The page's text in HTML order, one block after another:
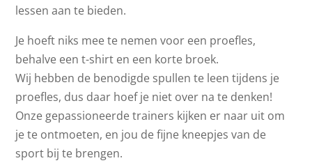
lessen aan te bieden.
Je hoeft niks mee te nemen voor een proefles,
behalve een t-shirt en een korte broek.
Wij hebben de benodigde spullen te leen tijdens je
proefles, dus daar hoef je niet over na te denken!
Onze gepassioneerde trainers kijken er naar uit om
je te ontmoeten, en jou de fijne kneepjes van de
sport bij te brengen.